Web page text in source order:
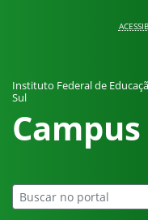
Instituto Federal de
Sul